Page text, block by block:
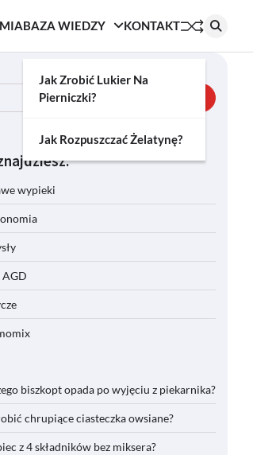
BAZA WIEDZY
Jak Zrobić Lukier Na
Pierniczki?
Jak Rozpuszczać Żelatynę?
KONTAKT
wypieki
AGD
biszkopt opada po wyjęciu z piekarnika?
chrupiące ciasteczka owsiane?
z 4 składników bez miksera?